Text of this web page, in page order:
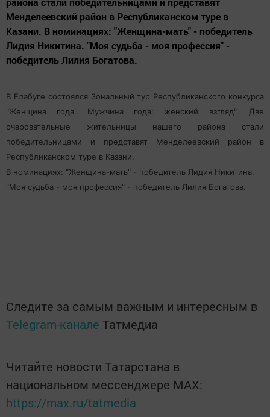
Менделеевский район в Республиканском туре в
Казани. В номинациях: "Женщина-мать" - победитель
Лидия Никитина. "Моя судьба - моя профессия" -
победитель Лилия Богатова.
В Елабуге состоялся Зональный тур Республиканского конкурса
"Женщина года. Мужчина года: женский взгляд". Две
очаровательные жительницы нашего района стали
победительницами и представят Менделеевский район в
Республиканском туре в Казани.
В номинациях: "Женщина-мать" - победитель Лидия Никитина.
"Моя судьба - моя профессия" - победитель Лилия Богатова.
Следите за самым важным и интересным в
Telegram-канале Татмедиа
Читайте новости Татарстана в
национальном мессенджере MАХ:
https://max.ru/tatmedia